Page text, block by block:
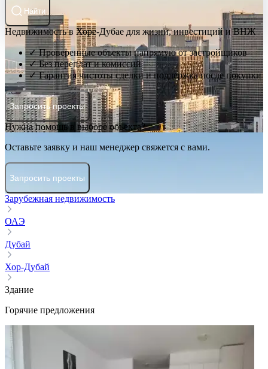
Найти
Недвижимость в Хоре-Дубае для жизни, инвестиций и ВНЖ
✓ Проверенные объекты напрямую от застройщиков
✓ Без переплат и комиссий
✓ Гарантия чистоты сделки и поддержка после покупки
Запросить проекты
Нужна помощь в выборе объекта?
Оставьте заявку и наш менеджер свяжется с вами.
Запросить проекты
Зарубежная недвижимость
ОАЭ
Дубай
Хор-Дубай
Здание
Горячие предложения